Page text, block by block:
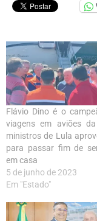
Flávio Dino é o
viagens em aviões da
ministros de Lula
para passar fim de
em casa
5 de junho de 2023
Em "Estado"